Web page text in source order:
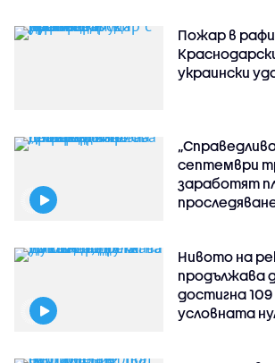
Пожар в
украински
септември
заработят
Нивото на
продължава
достигна
условната